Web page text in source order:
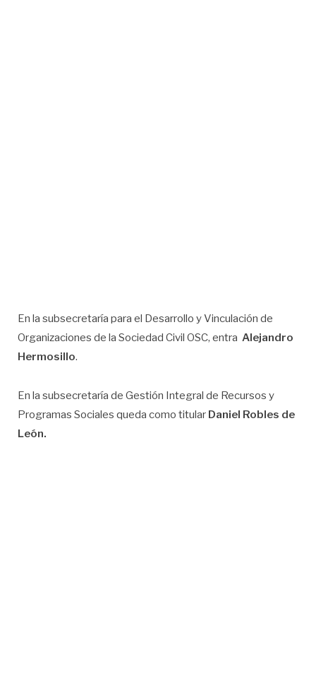
En la subsecretaría para el Desarrollo y Vinculación de
Organizaciones de la Sociedad Civil OSC, entra Alejandro
Hermosillo.
En la subsecretaría de Gestión Integral de Recursos y
Programas Sociales queda como titular Daniel Robles de
León.